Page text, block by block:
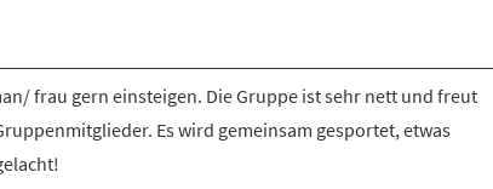
frau gern einsteigen. Die Gruppe ist sehr nett und freut
Es wird gemeinsam gesportet, etwas